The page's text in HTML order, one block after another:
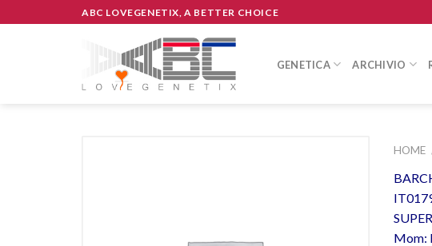
to
ABC LOVEGENETIX, A BETTER CHOICE
GENETICA ARCHIVIO
HOME
Mom: